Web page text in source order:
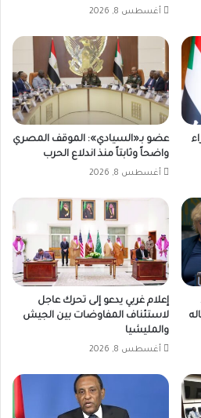
أغسطس 8, 2026
عضو بـ«السيادي»: الموقف المصري
واضحاً وثابتاً منذ اندلاع الحرب
أغسطس 8, 2026
إعلام غربي يدعو إلى تحرك عاجل
لاستئناف المفاوضات بين الجيش
والمليشيا
أغسطس 8, 2026